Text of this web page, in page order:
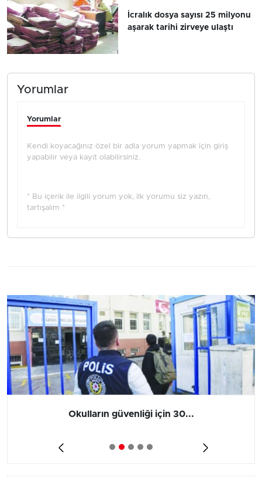
İcralık dosya sayısı 25 milyonu
aşarak tarihi zirveye ulaştı
Yorumlar
Yorumlar
Kendi koyacağınız özel bir adla yorum yapmak için giriş
yapabilir veya kayıt olabilirsiniz.
* Bu içerik ile ilgili yorum yok, ilk yorumu siz yazın,
tartışalım *
Okulların güvenliği için 30...